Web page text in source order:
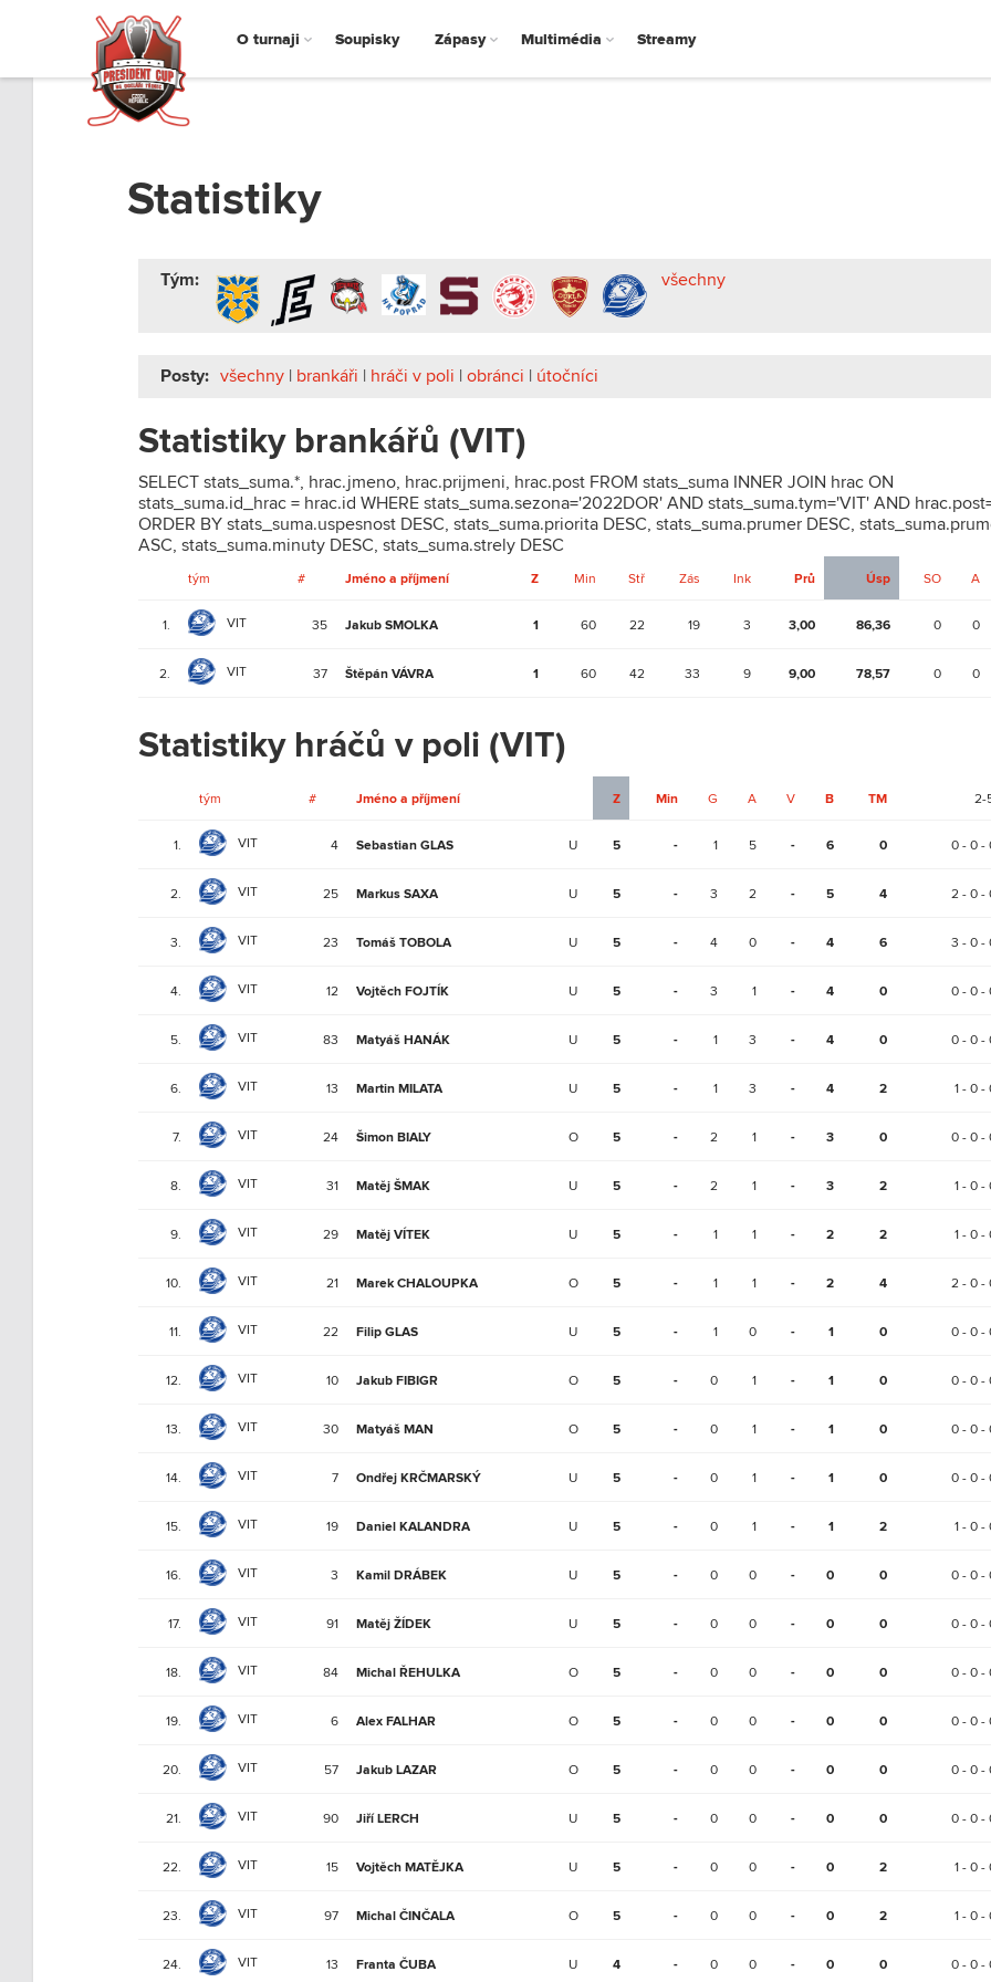
O turnaji Soupisky Zápasy Multimédia Streamy
Statistiky
Tým: všechny
Posty: všechny | brankáři | hráči v poli | obránci | útočníci
Statistiky brankářů (VIT)
SELECT stats_suma.*, hrac.jmeno, hrac.prijmeni, hrac.post FROM stats_suma INNER JOIN hrac ON
stats_suma.id_hrac = hrac.id WHERE stats_suma.sezona='2022DOR' AND stats_suma.tym='VIT' AND
ORDER BY stats_suma.uspesnost DESC, stats_suma.priorita DESC, stats_suma.prumer DESC,
ASC, stats_suma.minuty DESC, stats_suma.strely DESC
tým # Jméno a příjmení Z Min Stř Zás Ink Prů Úsp SO A
1. VIT 35 Jakub SMOLKA 1 60 22 19 3 3,00 86,36 0 0
2. VIT 37 Štěpán VÁVRA 1 60 42 33 9 9,00 78,57 0 0
Statistiky hráčů v poli (VIT)
tým # Jméno a příjmení Z Min G A V B TM 2-
1. VIT 4 Sebastian GLAS U 5 - 1 5 - 6 0 0 - 0 -
2. VIT 25 Markus SAXA U 5 - 3 2 - 5 4 2 - 0 -
3. VIT 23 Tomáš TOBOLA U 5 - 4 0 - 4 6 3 - 0 -
4. VIT 12 Vojtěch FOJTÍK U 5 - 3 1 - 4 0 0 - 0 -
5. VIT 83 Matyáš HANÁK U 5 - 1 3 - 4 0 0 - 0 -
6. VIT 13 Martin MILATA U 5 - 1 3 - 4 2 1 - 0 -
7. VIT 24 Šimon BIALY O 5 - 2 1 - 3 0 0 - 0 -
8. VIT 31 Matěj ŠMAK U 5 - 2 1 - 3 2 1 - 0 -
9. VIT 29 Matěj VÍTEK U 5 - 1 1 - 2 2 1 - 0 -
10. VIT 21 Marek CHALOUPKA O 5 - 1 1 - 2 4 2 - 0 -
11. VIT 22 Filip GLAS U 5 - 1 0 - 1 0 0 - 0 -
12. VIT 10 Jakub FIBIGR O 5 - 0 1 - 1 0 0 - 0 -
13. VIT 30 Matyáš MAN O 5 - 0 1 - 1 0 0 - 0 -
14. VIT 7 Ondřej KRČMARSKÝ U 5 - 0 1 - 1 0 0 - 0 -
15. VIT 19 Daniel KALANDRA U 5 - 0 1 - 1 2 1 - 0 -
16. VIT 3 Kamil DRÁBEK U 5 - 0 0 - 0 0 0 - 0 -
17. VIT 91 Matěj ŽÍDEK U 5 - 0 0 - 0 0 0 - 0 -
18. VIT 84 Michal ŘEHULKA O 5 - 0 0 - 0 0 0 - 0 -
19. VIT 6 Alex FALHAR O 5 - 0 0 - 0 0 0 - 0 -
20. VIT 57 Jakub LAZAR O 5 - 0 0 - 0 0 0 - 0 -
21. VIT 90 Jiří LERCH U 5 - 0 0 - 0 0 0 - 0 -
22. VIT 15 Vojtěch MATĚJKA U 5 - 0 0 - 0 2 1 - 0 -
23. VIT 97 Michal ČINČALA O 5 - 0 0 - 0 2 1 - 0 -
24. VIT 13 Franta ČUBA U 4 - 0 0 - 0 0 0 - 0 -